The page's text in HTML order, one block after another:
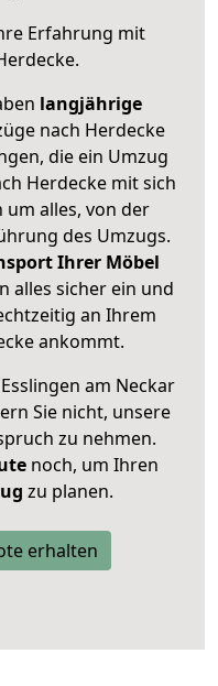
Erfahrung mit
.
langjährige
nach Herdecke
die ein Umzug
Herdecke mit sich
alles, von der
des Umzugs.
Ihrer Möbel
alles sicher ein und
an Ihrem
ankommt.
am Neckar
Sie nicht, unsere
zu nehmen.
noch, um Ihren
zu planen.
erhalten